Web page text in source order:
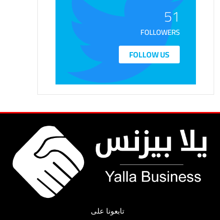
51
FOLLOWERS
FOLLOW US
تابعونا على